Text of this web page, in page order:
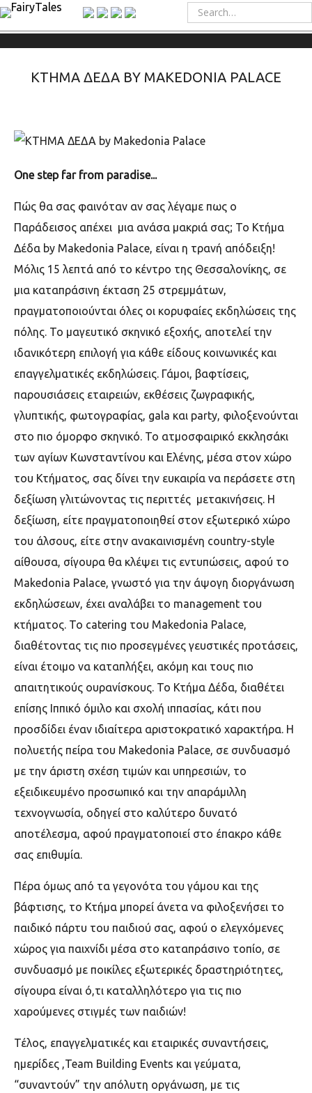
ΚΤΗΜΑ ΔΕΔΑ BY MAKEDONIA PALACE
One step far from paradise...
Πώς θα σας φαινόταν αν σας λέγαμε πως ο
Παράδεισος απέχει μια ανάσα μακριά σας; Το Κτήμα
Δέδα by Makedonia Palace, είναι η τρανή απόδειξη!
Μόλις 15 λεπτά από το κέντρο της Θεσσαλονίκης, σε
μια καταπράσινη έκταση 25 στρεμμάτων,
πραγματοποιούνται όλες οι κορυφαίες εκδηλώσεις της
πόλης. Το μαγευτικό σκηνικό εξοχής, αποτελεί την
ιδανικότερη επιλογή για κάθε είδους κοινωνικές και
επαγγελματικές εκδηλώσεις. Γάμοι, βαφτίσεις,
παρουσιάσεις εταιρειών, εκθέσεις ζωγραφικής,
γλυπτικής, φωτογραφίας, gala και party, φιλοξενούνται
στο πιο όμορφο σκηνικό. Το ατμοσφαιρικό εκκλησάκι
των αγίων Κωνσταντίνου και Ελένης, μέσα στον χώρο
του Κτήματος, σας δίνει την ευκαιρία να περάσετε στη
δεξίωση γλιτώνοντας τις περιττές μετακινήσεις. Η
δεξίωση, είτε πραγματοποιηθεί στον εξωτερικό χώρο
του άλσους, είτε στην ανακαινισμένη country-style
αίθουσα, σίγουρα θα κλέψει τις εντυπώσεις, αφού το
Makedonia Palace, γνωστό για την άψογη διοργάνωση
εκδηλώσεων, έχει αναλάβει το management του
κτήματος. Το catering του Makedonia Palace,
διαθέτοντας τις πιο προσεγμένες γευστικές προτάσεις,
είναι έτοιμο να καταπλήξει, ακόμη και τους πιο
απαιτητικούς ουρανίσκους. Το Κτήμα Δέδα, διαθέτει
επίσης Ιππικό όμιλο και σχολή ιππασίας, κάτι που
προσδίδει έναν ιδιαίτερα αριστοκρατικό χαρακτήρα. Η
πολυετής πείρα του Makedonia Palace, σε συνδυασμό
με την άριστη σχέση τιμών και υπηρεσιών, το
εξειδικευμένο προσωπικό και την απαράμιλλη
τεχνογνωσία, οδηγεί στο καλύτερο δυνατό
αποτέλεσμα, αφού πραγματοποιεί στο έπακρο κάθε
σας επιθυμία.
Πέρα όμως από τα γεγονότα του γάμου και της
βάφτισης, το Κτήμα μπορεί άνετα να φιλοξενήσει το
παιδικό πάρτυ του παιδιού σας, αφού ο ελεγχόμενες
χώρος για παιχνίδι μέσα στο καταπράσινο τοπίο, σε
συνδυασμό με ποικίλες εξωτερικές δραστηριότητες,
σίγουρα είναι ό,τι καταλληλότερο για τις πιο
χαρούμενες στιγμές των παιδιών!
Τέλος, επαγγελματικές και εταιρικές συναντήσεις,
ημερίδες ,Team Building Events και γεύματα,
“συναντούν” την απόλυτη οργάνωση, με τις